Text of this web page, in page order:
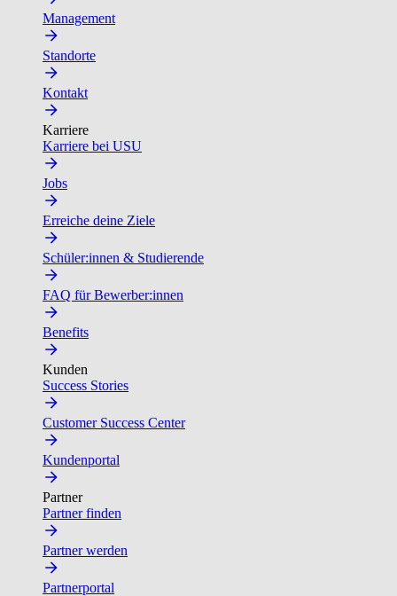
Management
Standorte
Kontakt
Karriere
Karriere bei USU
Jobs
Erreiche deine Ziele
Schüler:innen & Studierende
FAQ für Bewerber:innen
Benefits
Kunden
Success Stories
Customer Success Center
Kundenportal
Partner
Partner finden
Partner werden
Partnerportal